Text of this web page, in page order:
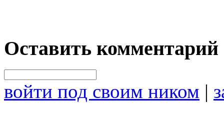
Оставить комментарий
войти под своим ником |